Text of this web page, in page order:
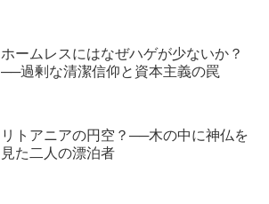
ホームレスにはなぜハゲが少ないか？
──過剰な清潔信仰と資本主義の罠
リトアニアの円空？──木の中に神仏を
見た二人の漂泊者